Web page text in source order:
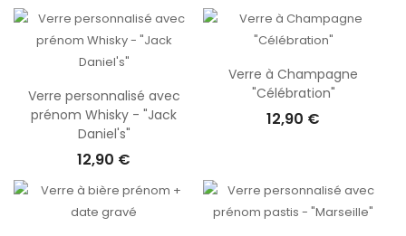
Verre personnalisé avec
prénom Whisky - "Jack
Daniel's"
12,90 €
Verre à Champagne
"Célébration"
12,90 €